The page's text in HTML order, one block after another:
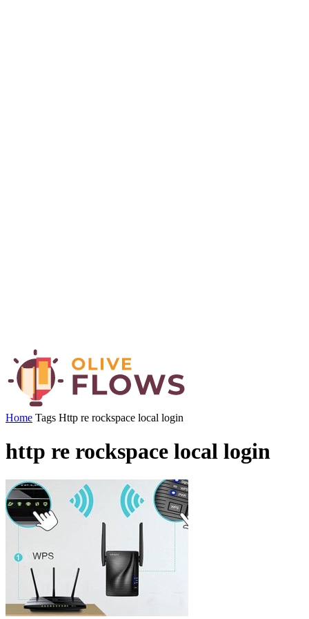
Home Tags Http re rockspace local login
http re rockspace local login